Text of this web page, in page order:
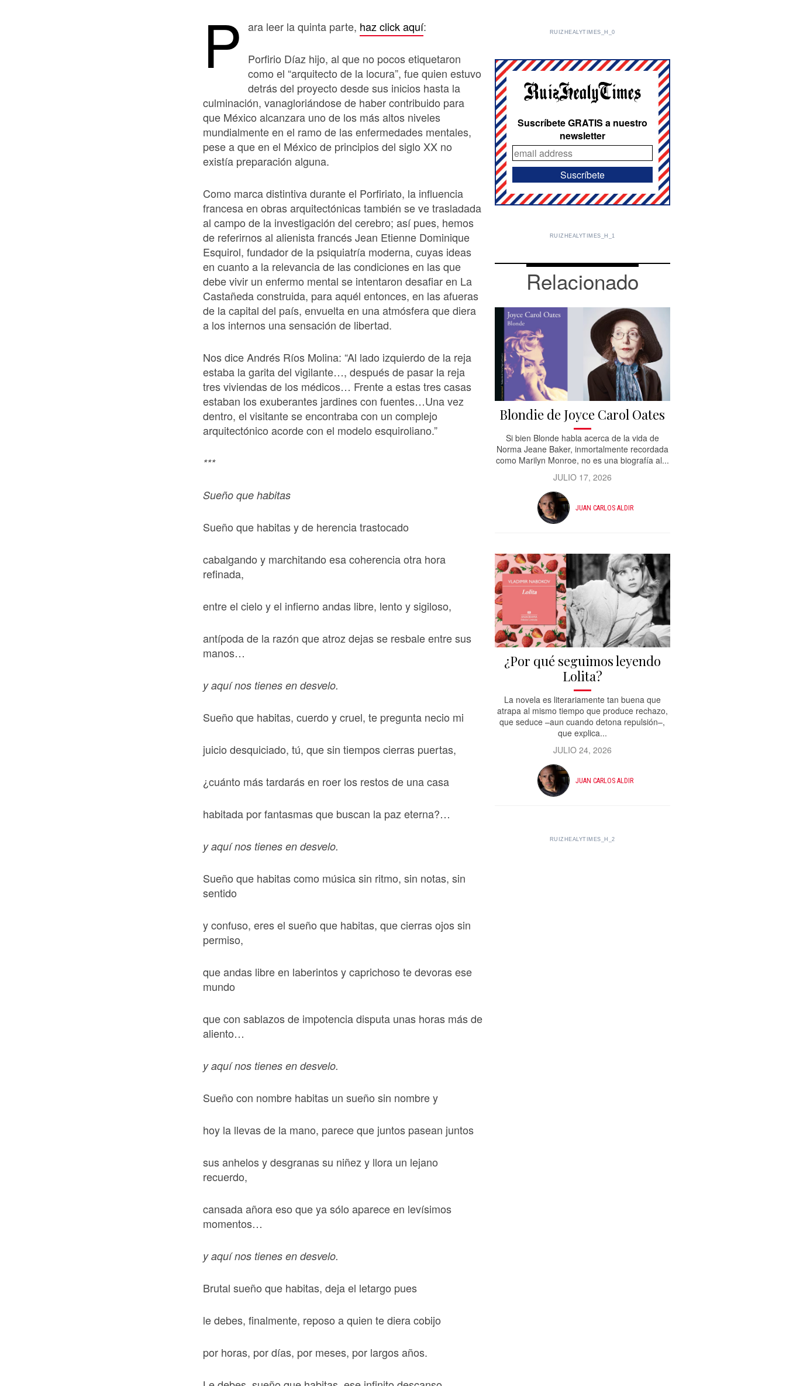
P ara leer la quinta parte, haz click aquí:
Porfirio Díaz hijo, al que no pocos etiquetaron
como el “arquitecto de la locura”, fue quien estuvo
detrás del proyecto desde sus inicios hasta la
culminación, vanagloriándose de haber contribuido para
que México alcanzara uno de los más altos niveles
mundialmente en el ramo de las enfermedades mentales,
pese a que en el México de principios del siglo XX no
existía preparación alguna.
Como marca distintiva durante el Porfiriato, la influencia
francesa en obras arquitectónicas también se ve trasladada
al campo de la investigación del cerebro; así pues, hemos
de referirnos al alienista francés Jean Etienne Dominique
Esquirol, fundador de la psiquiatría moderna, cuyas ideas
en cuanto a la relevancia de las condiciones en las que
debe vivir un enfermo mental se intentaron desafiar en La
Castañeda construida, para aquél entonces, en las afueras
de la capital del país, envuelta en una atmósfera que diera
a los internos una sensación de libertad.
Nos dice Andrés Ríos Molina: “Al lado izquierdo de la reja
estaba la garita del vigilante…, después de pasar la reja
tres viviendas de los médicos… Frente a estas tres casas
estaban los exuberantes jardines con fuentes…Una vez
dentro, el visitante se encontraba con un complejo
arquitectónico acorde con el modelo esquiroliano.”
***
Sueño que habitas
Sueño que habitas y de herencia trastocado
cabalgando y marchitando esa coherencia otra hora
refinada,
entre el cielo y el infierno andas libre, lento y sigiloso,
antípoda de la razón que atroz dejas se resbale entre sus
manos…
y aquí nos tienes en desvelo.
Sueño que habitas, cuerdo y cruel, te pregunta necio mi
juicio desquiciado, tú, que sin tiempos cierras puertas,
¿cuánto más tardarás en roer los restos de una casa
habitada por fantasmas que buscan la paz eterna?…
y aquí nos tienes en desvelo.
Sueño que habitas como música sin ritmo, sin notas, sin
sentido
y confuso, eres el sueño que habitas, que cierras ojos sin
permiso,
que andas libre en laberintos y caprichoso te devoras ese
mundo
que con sablazos de impotencia disputa unas horas más de
aliento…
y aquí nos tienes en desvelo.
Sueño con nombre habitas un sueño sin nombre y
hoy la llevas de la mano, parece que juntos pasean juntos
sus anhelos y desgranas su niñez y llora un lejano
recuerdo,
cansada añora eso que ya sólo aparece en levísimos
momentos…
y aquí nos tienes en desvelo.
Brutal sueño que habitas, deja el letargo pues
le debes, finalmente, reposo a quien te diera cobijo
por horas, por días, por meses, por largos años.
RUIZHEALYTIMES_H_0
Suscríbete GRATIS a nuestro
newsletter
RUIZHEALYTIMES_H_1
Relacionado
Blondie de Joyce Carol Oates
Si bien Blonde habla acerca de la vida de
Norma Jeane Baker, inmortalmente recordada
como Marilyn Monroe, no es una biografía al...
JULIO 17, 2026
JUAN CARLOS ALDIR
¿Por qué seguimos leyendo
Lolita?
La novela es literariamente tan buena que
atrapa al mismo tiempo que produce rechazo,
que seduce –aun cuando detona repulsión–,
que explica...
JULIO 24, 2026
JUAN CARLOS ALDIR
RUIZHEALYTIMES_H_2